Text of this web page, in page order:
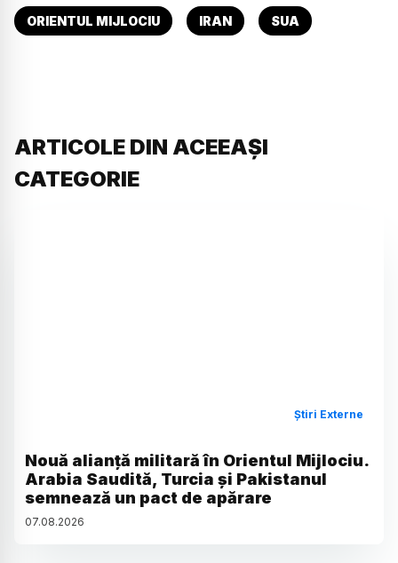
ORIENTUL MIJLOCIU IRAN SUA
ARTICOLE DIN ACEEAȘI
CATEGORIE
Știri Externe
Nouă alianță militară în Orientul Mijlociu.
Arabia Saudită, Turcia și Pakistanul
semnează un pact de apărare
07.08.2026